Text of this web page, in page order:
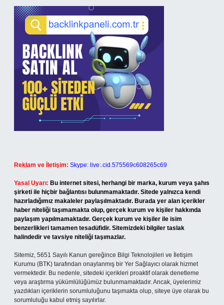
Reklam ve İletişim: Skype: live:.cid.575569c608265c69
Yasal Uyarı: Bu internet sitesi, herhangi bir marka, kurum veya şahıs
şirketi ile hiçbir bağlantısı bulunmamaktadır. Sitede yalnızca kendi
hazırladığımız makaleler paylaşılmaktadır. Burada yer alan içerikler
haber niteliği taşımamakta olup, gerçek kurum ve kişiler hakkında
paylaşım yapılmamaktadır. Gerçek kurum ve kişiler ile isim
benzerlikleri tamamen tesadüfidir. Sitemizdeki bilgiler taslak
halindedir ve tavsiye niteliği taşımazlar.
Sitemiz, 5651 Sayılı Kanun gereğince Bilgi Teknolojileri ve İletişim
Kurumu (BTK) tarafından onaylanmış bir Yer Sağlayıcı olarak hizmet
vermektedir. Bu nedenle, sitedeki içerikleri proaktif olarak denetleme
veya araştırma yükümlülüğümüz bulunmamaktadır. Ancak, üyelerimiz
yazdıkları içeriklerin sorumluluğunu taşımakta olup, siteye üye olarak bu
sorumluluğu kabul etmiş sayılırlar.